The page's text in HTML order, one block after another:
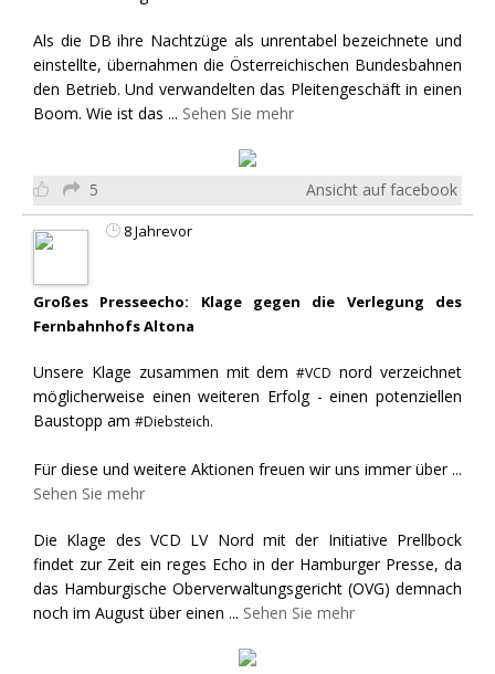
Als die DB ihre Nachtzüge als unrentabel bezeichnete und
einstellte, übernahmen die Österreichischen Bundesbahnen
den Betrieb. Und verwandelten das Pleitengeschäft in einen
Boom. Wie ist das ... Sehen Sie mehr
5 Ansicht auf facebook
8 Jahrevor
Großes Presseecho: Klage gegen die Verlegung des
Fernbahnhofs Altona
Unsere Klage zusammen mit dem#VCD nord verzeichnet
möglicherweise einen weiteren Erfolg - einen potenziellen
Baustopp am #Diebsteich.
Für diese und weitere Aktionen freuen wir uns immer über ...
Sehen Sie mehr
Die Klage des VCD LV Nord mit der Initiative Prellbock
findet zur Zeit ein reges Echo in der Hamburger Presse, da
das Hamburgische Oberverwaltungsgericht (OVG) demnach
noch im August über einen ... Sehen Sie mehr